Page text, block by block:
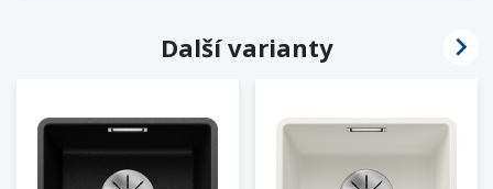
Další varianty 